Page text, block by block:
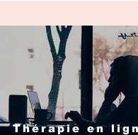
Thérapie en